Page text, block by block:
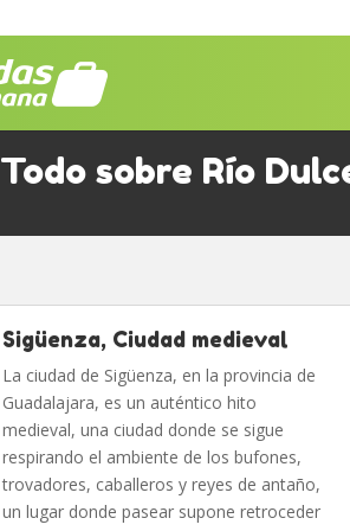
Todo sobre Río
Sigüenza, Ciudad medieval
La ciudad de Sigüenza, en la provincia de
Guadalajara, es un auténtico hito
medieval, una ciudad donde se sigue
respirando el ambiente de los bufones,
trovadores, caballeros y reyes de antaño,
un lugar donde pasear supone retroceder